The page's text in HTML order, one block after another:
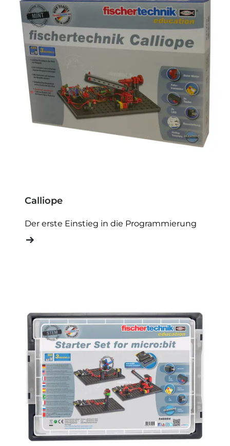
Calliope
Der erste Einstieg in die Programmierung